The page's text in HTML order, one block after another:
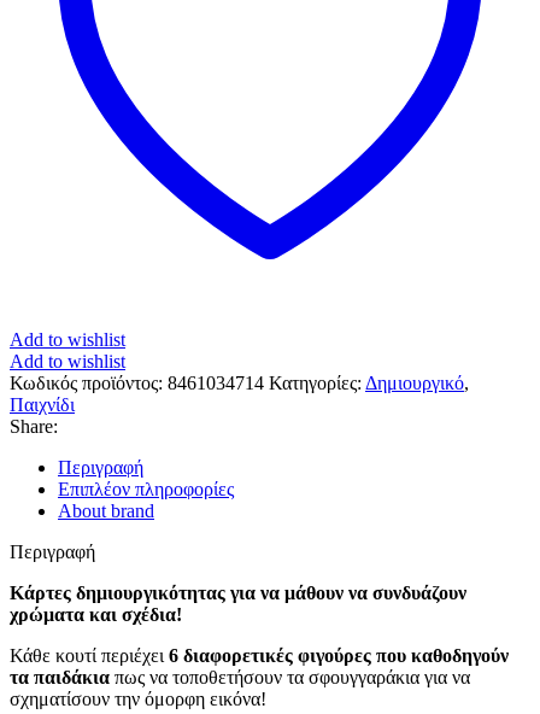
Add to wishlist
Add to wishlist
Κωδικός προϊόντος: 8461034714 Κατηγορίες: Δημιουργικό,
Παιχνίδι
Share:
Περιγραφή
Επιπλέον πληροφορίες
About brand
Περιγραφή
Κάρτες δημιουργικότητας για να μάθουν να συνδυάζουν
χρώματα και σχέδια!
Κάθε κουτί περιέχει 6 διαφορετικές φιγούρες που καθοδηγούν
τα παιδάκια πως να τοποθετήσουν τα σφουγγαράκια για να
σχηματίσουν την όμορφη εικόνα!